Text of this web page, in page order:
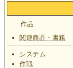
作品
関連商品・書籍
システム
作戦